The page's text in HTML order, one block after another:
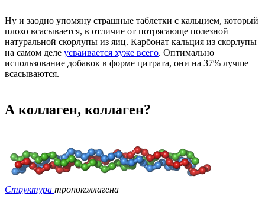
Ну и заодно упомяну страшные таблетки с кальцием, который
плохо всасывается, в отличие от потрясающе полезной
натуральной скорлупы из яиц. Карбонат кальция из скорлупы
на самом деле усваивается хуже всего. Оптимально
использование добавок в форме цитрата, они на 37% лучше
всасываются.
А коллаген, коллаген?
Структура тропоколлагена